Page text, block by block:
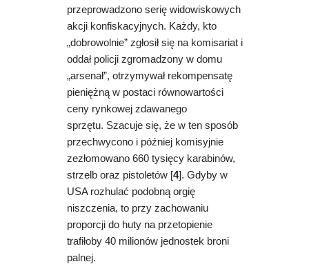
przeprowadzono serię widowiskowych
akcji konfiskacyjnych. Każdy, kto
„dobrowolnie” zgłosił się na komisariat i
oddał policji zgromadzony w domu
„arsenał”, otrzymywał rekompensatę
pieniężną w postaci równowartości
ceny rynkowej zdawanego
sprzętu. Szacuje się, że w ten sposób
przechwycono i później komisyjnie
zezłomowano 660 tysięcy karabinów,
strzelb oraz pistoletów [4]. Gdyby w
USA rozhulać podobną orgię
niszczenia, to przy zachowaniu
proporcji do huty na przetopienie
trafiłoby 40 milionów jednostek broni
palnej.